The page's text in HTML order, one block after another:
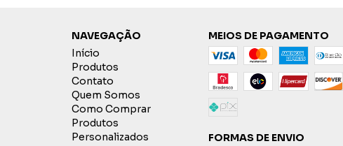
NAVEGAÇÃO
Início
Produtos
Contato
Quem Somos
Como Comprar
Produtos
Personalizados
MEIOS DE PAGAMENTO
FORMAS DE ENVIO